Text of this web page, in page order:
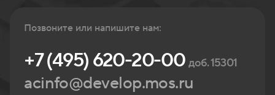
Позвоните или напишите нам:
+7 (495) 620-20-00доб. 15301
acinfo@develop.mos.ru